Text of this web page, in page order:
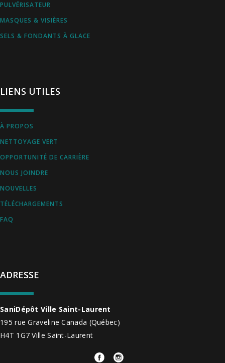
ADRESSE
SaniDépôt Ville Saint-Laurent
195 rue Graveline Canada (Québec)
H4T 1G7Ville Saint-Laurent
PULVÉRISATEUR
MASQUES & VISIÈRES
SELS & FONDANTS À GLACE
LIENS UTILES
À PROPOS
NETTOYAGE VERT
OPPORTUNITÉ DE CARRIÈRE
NOUS JOINDRE
NOUVELLES
TÉLÉCHARGEMENTS
FAQ